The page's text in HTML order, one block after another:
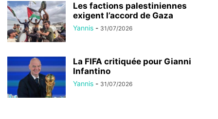
Les factions palestiniennes
exigent l’accord de Gaza
Yannis - 31/07/2026
La FIFA critiquée pour Gianni
Infantino
Yannis - 31/07/2026